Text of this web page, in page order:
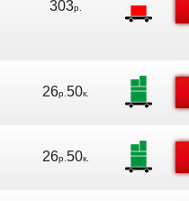
303р.
26р. 50к.
26р. 50к.